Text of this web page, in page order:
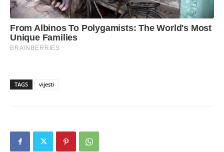
TAGS vijesti